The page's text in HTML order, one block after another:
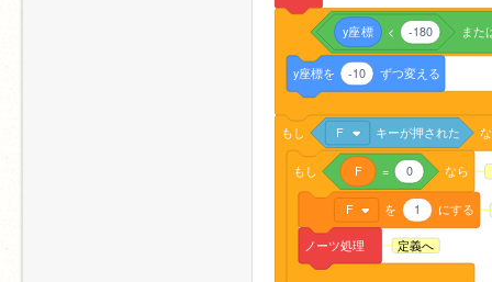
y座標 < -180 また
y座標を -10 ずつ変える
もし F キーが押された
もし F = 0 なら
F を 1 にする
ノーツ処理 定義へ